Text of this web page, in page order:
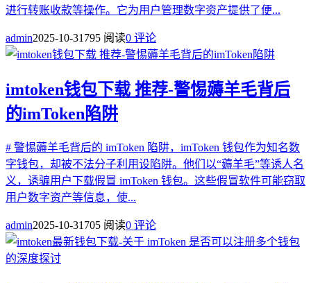
进行转账收款等操作。它为用户管理数字资产提供了便...
admin2025-10-31 795 阅读0 评论
imtoken钱包下载 推荐-警惕薅羊毛背后
的imToken陷阱
# 警惕薅羊毛背后的 imToken 陷阱，imToken 钱包作为知名数
字钱包，却被不法分子利用设陷阱。他们以“薅羊毛”等诱人名
义，诱骗用户下载假冒 imToken 钱包。这些假冒软件可能窃取
用户数字资产等信息，使...
admin2025-10-31 705 阅读0 评论